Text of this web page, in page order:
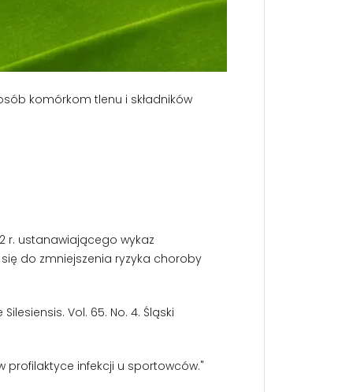
komórkom tlenu i składników
r. ustanawiającego wykaz
do zmniejszenia ryzyka choroby
Vol. 65. No. 4. Śląski
profilaktyce infekcji u sportowców."